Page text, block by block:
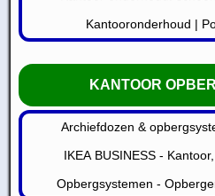
Kantooronderhoud |
KANTOOR
Archiefdozen &
IKEA BUSINESS -
Opbergsystemen -